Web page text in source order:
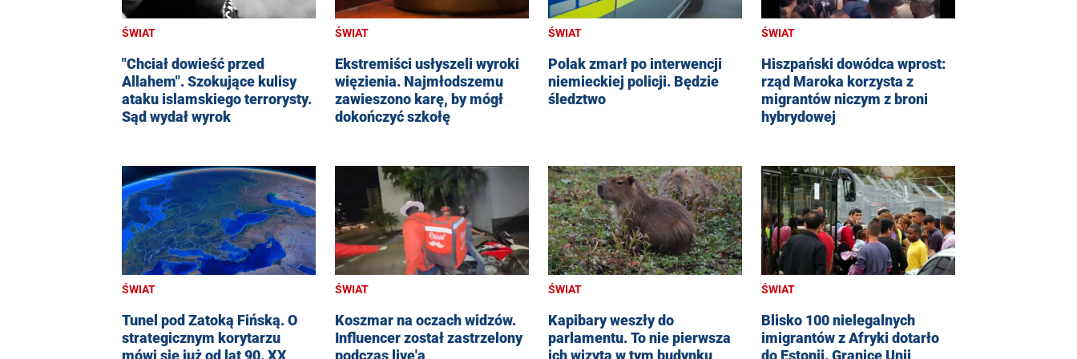
ŚWIAT
"Chciał dowieść przed
Allahem". Szokujące kulisy
ataku islamskiego terrorysty.
Sąd wydał wyrok
ŚWIAT
Ekstremiści usłyszeli wyroki
więzienia. Najmłodszemu
zawieszono karę, by mógł
dokończyć szkołę
ŚWIAT
Polak zmarł po interwencji
niemieckiej policji. Będzie
śledztwo
ŚWIAT
Hiszpański dowódca wprost:
rząd Maroka korzysta z
migrantów niczym z broni
hybrydowej
ŚWIAT
Tunel pod Zatoką Fińską. O
strategicznym korytarzu
mówi się już od lat 90. XX
ŚWIAT
Koszmar na oczach widzów.
Influencer został zastrzelony
podczas live'a
ŚWIAT
Kapibary weszły do
parlamentu. To nie pierwsza
ich wizyta w tym budynku
ŚWIAT
Blisko 100 nielegalnych
imigrantów z Afryki dotarło
do Estonii. Granicę Unii